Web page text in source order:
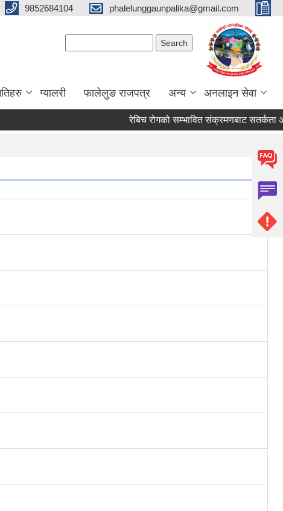
9852684104 phalelunggaunpalika@gmail.com
ग्यालरी फालेलुङ राजपत्र अन्य अनलाइन सेवा
रेबिच रोगको सम्भावित संक्रमणबाट सतर्कता